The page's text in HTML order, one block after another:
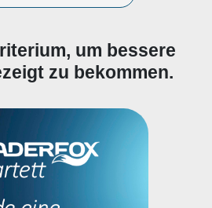
um bessere
zu bekommen.